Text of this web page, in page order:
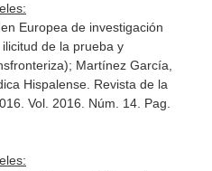
Europea de investigación
de la prueba y
Martínez García,
Hispalense. Revista de la
Vol. 2016. Núm. 14. Pag.